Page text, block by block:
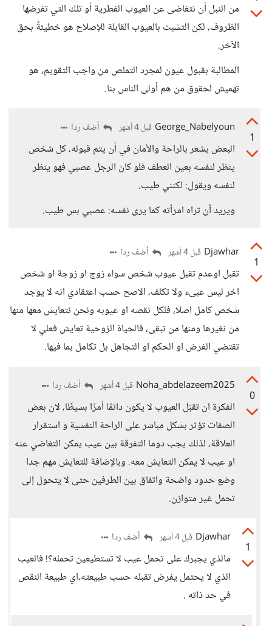
من النبل أن نتغاضى عن العيوب الفطرية أو تلك التي تفرضها
الظروف، لكن التشبث بالعيوب القابلة للإصلاح هو خطيئةٌ بحق
الآخر.
المطالبة بقبول عيون لمجرد التملص من واجب التقويم، هو
تهميش لحقوق من هم أولى الناس بنا.
1
George_Nabelyoun قبل 4 أشهر أضف ردا
البعض يشعر بالراحة والأمان في أن يتم قبوله، كل شخص
ينظر لنفسه بعين العطف فلو كان الرجل عصبي فهو ينظر
لنفسه ويقول: لكنني طيب.
ويريد أن تراه امرأته كما يرى نفسه: عصبي بس طيب.
1
Djawhar قبل 4 أشهر أضف ردا
تقبل اوعدم تقبل عيوب شخص سواء زوج او زوجة او شخص
اخر ليس عبىء ولا تكلف، الاصح حسب اعتقادي انه لا يوجد
شخص كامل اصلا، فلكل نقصه او عيوبه ونحن نتعايش معها منها
من نغيرها ومنها من تبقى، فالحياة الزوحية تعايش فعلي لا
تقتضي الفرض او الحكم او التجاهل بل تكامل بما فيها.
0
Noha_abdelazeem2025 قبل 4 أشهر أضف ردا
الفكرة ان تقبّل العيوب لا يكون دائمًا أمرًا بسيطًا، لان بعض
الصفات تؤثر بشكل مباشر على الراحة النفسية و استقرار
العلاقة، لذلك يجب دوما التفرقة بين عيب يمكن التغاضي عنه
او عيب لا يمكن التعايش معه. وبالإضافة للتعايش مهم جدا
وضع حدود واضحة واتفاق بين الطرفين حتى لا يتحول إلى
تحمل غير متوازن.
1
Djawhar قبل 4 أشهر أضف ردا
مالذي يجبرك على تحمل عيب لا تستطيعين تحمله؟! فالعيب
الذي لا يحتمل يفرض تقبله حسب طبيعته،اي طبيعة النقص
في حد ذاته .